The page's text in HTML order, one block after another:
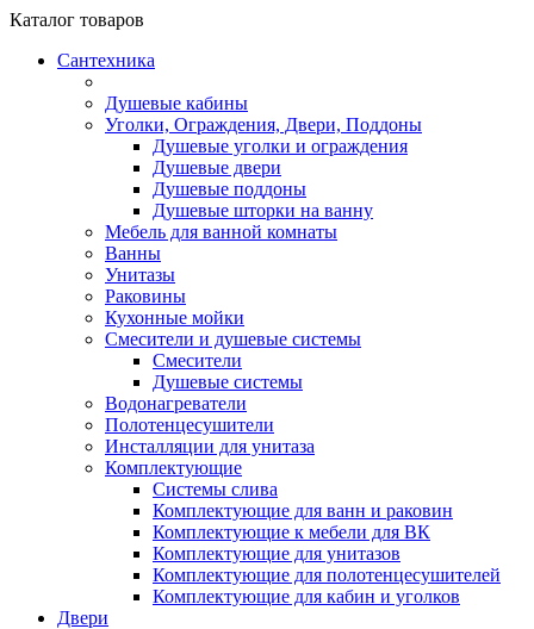
Каталог товаров
Сантехника
Душевые кабины
Уголки, Ограждения, Двери, Поддоны
Душевые уголки и ограждения
Душевые двери
Душевые поддоны
Душевые шторки на ванну
Мебель для ванной комнаты
Ванны
Унитазы
Раковины
Кухонные мойки
Смесители и душевые системы
Смесители
Душевые системы
Водонагреватели
Полотенцесушители
Инсталляции для унитаза
Комплектующие
Системы слива
Комплектующие для ванн и раковин
Комплектующие к мебели для ВК
Комплектующие для унитазов
Комплектующие для полотенцесушителей
Комплектующие для кабин и уголков
Двери